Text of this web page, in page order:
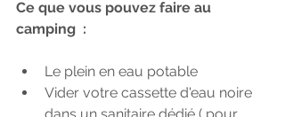
Ce que vous pouvez faire au
camping  :
Le plein en eau potable
Vider votre cassette d'eau noire